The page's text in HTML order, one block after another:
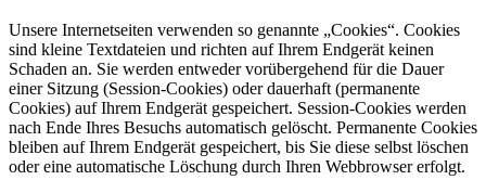
Unsere Internetseiten verwenden so genannte „Cookies“. Cookies
sind kleine Textdateien und richten auf Ihrem Endgerät keinen
Schaden an. Sie werden entweder vorübergehend für die Dauer
einer Sitzung (Session-Cookies) oder dauerhaft (permanente
Cookies) auf Ihrem Endgerät gespeichert. Session-Cookies werden
nach Ende Ihres Besuchs automatisch gelöscht. Permanente Cookies
bleiben auf Ihrem Endgerät gespeichert, bis Sie diese selbst löschen
oder eine automatische Löschung durch Ihren Webbrowser erfolgt.